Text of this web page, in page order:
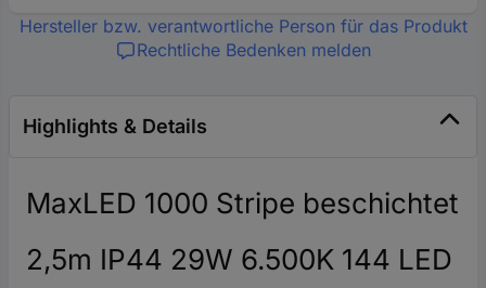
Hersteller bzw. verantwortliche Person für das Produkt
Rechtliche Bedenken melden
Highlights & Details
MaxLED 1000 Stripe beschichtet
2,5m IP44 29W 6.500K 144 LED